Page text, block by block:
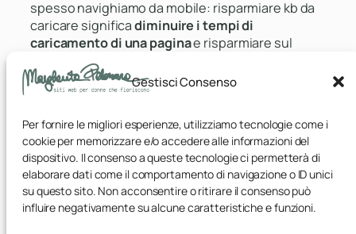
Gestisci Consenso
Per fornire le migliori esperienze, utilizziamo tecnologie come i
cookie per memorizzare e/o accedere alle informazioni del
dispositivo. Il consenso a queste tecnologie ci permetterà di
elaborare dati come il comportamento di navigazione o ID unici
su questo sito. Non acconsentire o ritirare il consenso può
influire negativamente su alcune caratteristiche e funzioni.
spesso navighiamo da mobile: risparmiare kb da
caricare significadiminuire i tempi di
caricamento di una paginae risparmiare sul
traffico dati dei nostri clienti.
2
Segui le istruzioni del tema
sito: nella documentazione, infatti, in
genere, designer e sviluppatori
specificano ledimensioni ottimali
per ciascun elemento inserito nel layout: il logo,
le immagini in evidenza dei post, le immagini di
sfondo, i video incorporati da YouTube, ecc…